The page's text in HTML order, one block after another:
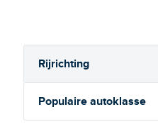
Rijrichting
Populaire autoklasse